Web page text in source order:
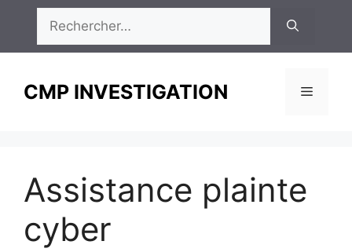
contenu
CMP INVESTIGATION Menu
Assistance plainte
cyber